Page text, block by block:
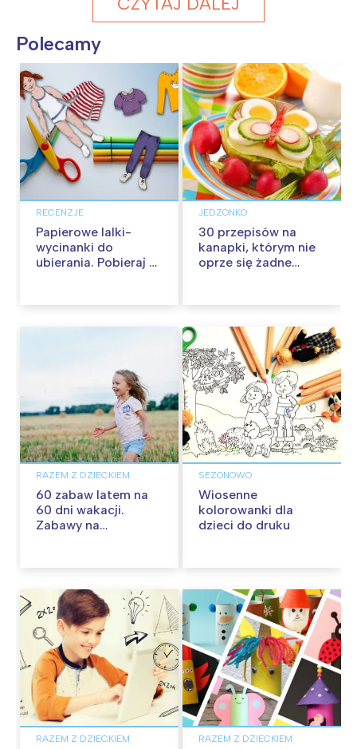
Polecamy
RECENZJE
Papierowe lalki-
wycinanki do
ubierania. Pobieraj za
JEDZONKO
30 przepisów na
kanapki, którym nie
oprze się żadne
RAZEM Z DZIECKIEM
60 zabaw latem na
60 dni wakacji.
Zabawy na
SEZONOWO
Wiosenne
kolorowanki dla
dzieci do druku
RAZEM Z DZIECKIEM RAZEM Z DZIECKIEM